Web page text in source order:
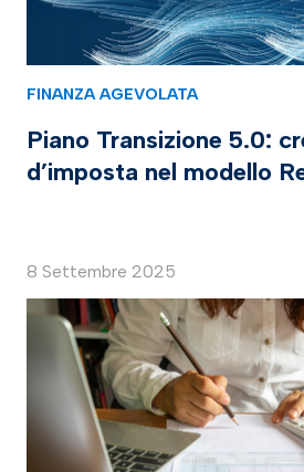
FINANZA AGEVOLATA
Piano Transizione 5.0:
d’imposta nel modello
8 Settembre 2025